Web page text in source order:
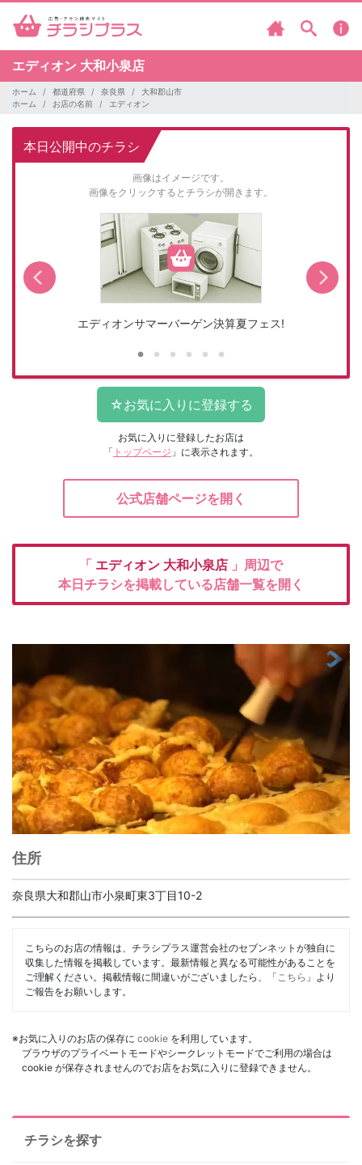
エディオン 大和小泉店
ホーム 都道府県 奈良県
大和郡山市
ホーム
お店の名前 エディオン
本日公開中のチラシ
画像はイメージです。
画像をクリックするとチラシが開きます。
エディオンサマーバーゲン決算夏フェス!
お気に入りに登録したお店は
「 トップページ 」に表示されます。
公式店舗ページを開く
「 エディオン 大和小泉店 」周辺で
本日チラシを掲載している店舗一覧を開く
住所
奈良県大和郡山市小泉町東3丁目10-2
こちらのお店の情報は、チラシプラス運営会社のセブンネットが独自に
収集した情報を掲載しています。最新情報と異なる可能性があることを
ご理解ください。掲載情報に間違いがございましたら、「 こちら 」より
ご報告をお願いします。
※お気に入りのお店の保存に cookie を利用しています。
ブラウザのプライベートモードやシークレットモードでご利用の場合は
cookie が保存されませんのでお店をお気に入りに登録できません。
チラシを探す